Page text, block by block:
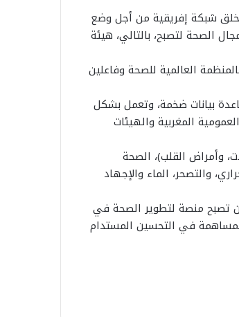
خلق شبكة إفريقية من أجل وضع
الصحة لتصبح، بالتالي، هيئة
العالمية للصحة وفاعلين
بيانات ضخمة، وتعمل بشكل
المغربية والهيئات
وأمراض القلب)، الصحة
والتصحر، الماء والإجهاد
تصبح منصة لتطوير الصحة في
في التحسين المستدام